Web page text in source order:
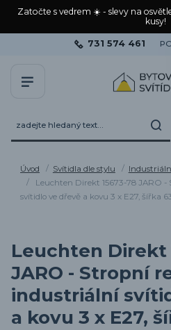
Zatočte s vedrem ☀️ - slevy na
kusy!
731 574 461
Úvod Svítidla dle stylu
Leuchten Direkt 15673-78 JARO
svítidlo ve dřevě a kovu 3 x E27, šířka
Leuchten Direkt
JARO - Stropní
industriální
a kovu 3 x E27,